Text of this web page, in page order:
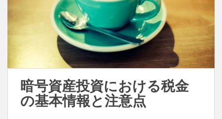
暗号資産投資における税金
の基本情報と注意点